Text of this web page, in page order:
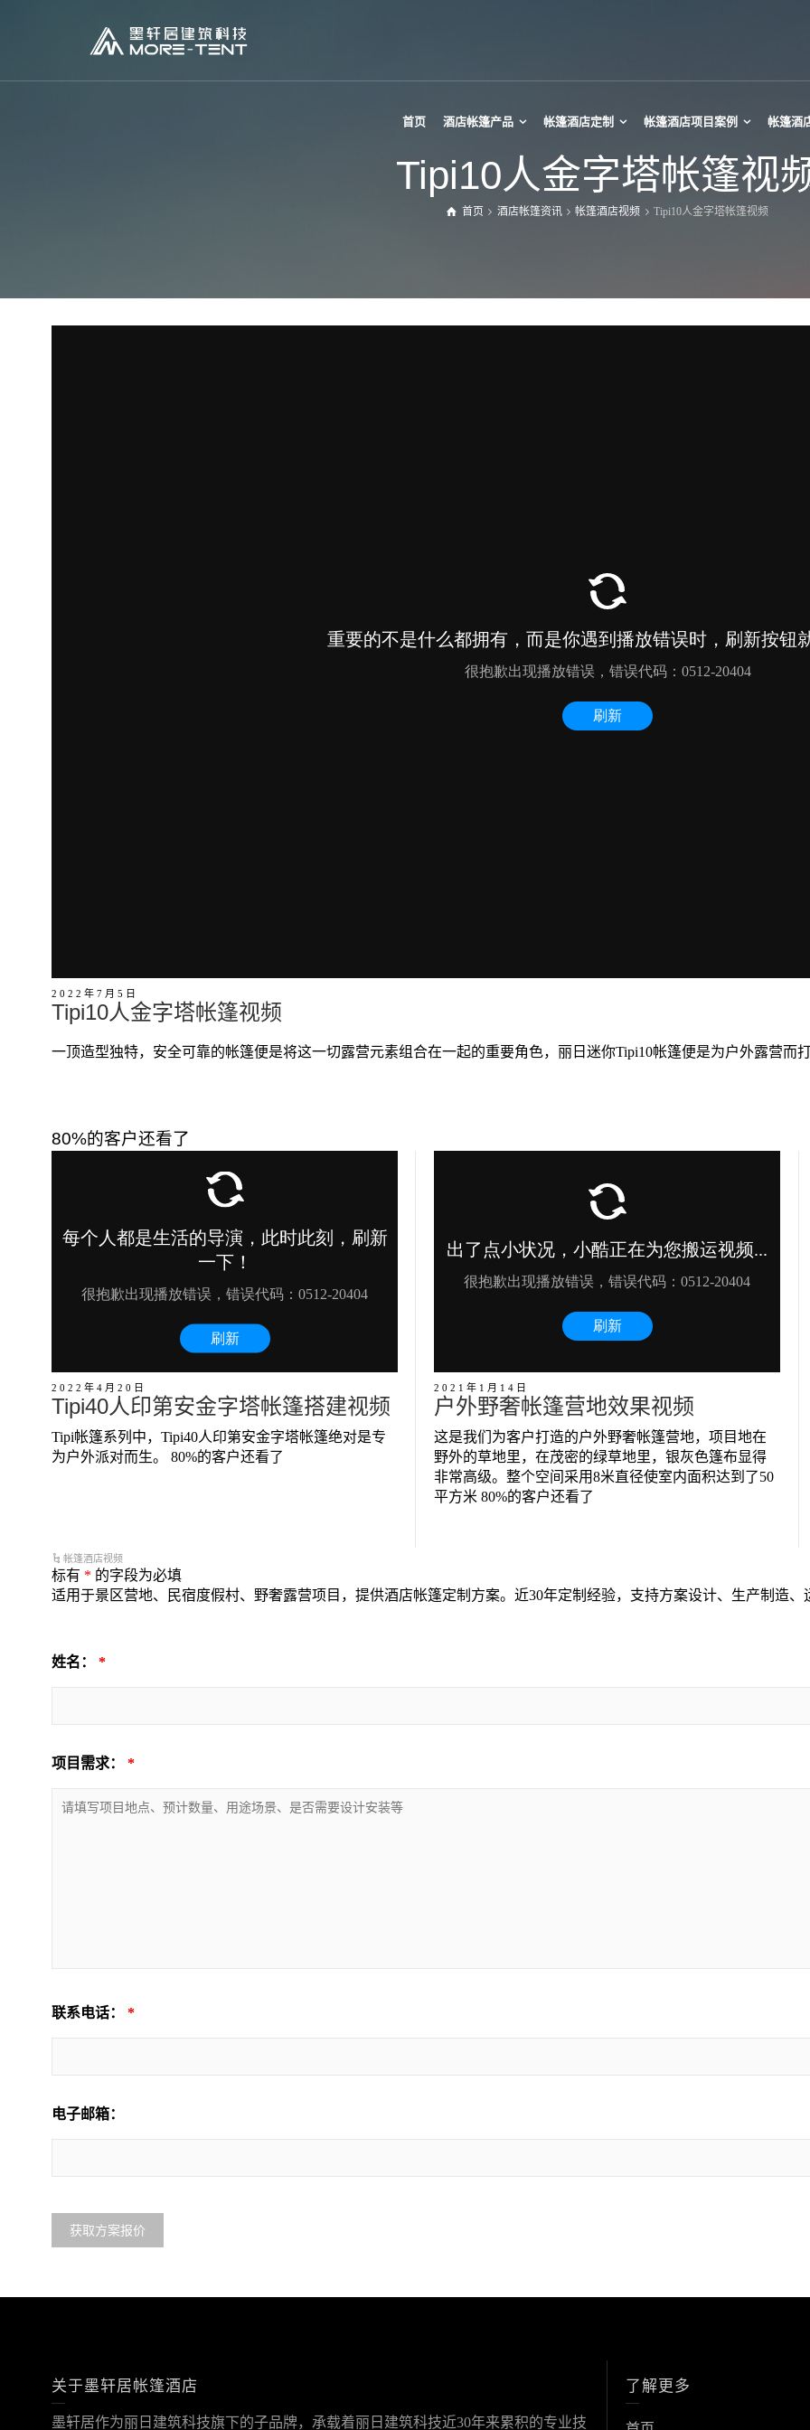
首页 酒店帐篷产品
帕诺拉玛帐篷 迷你Tipi帐篷
帐篷酒店定制 帐篷酒店项目案例 帐篷酒
Tipi10人金字塔帐篷视
首页 酒店帐篷资讯 帐篷酒店视频 Tipi10人金字塔帐篷视频
2022年7月5日
Tipi10人金字塔帐篷视频
一顶造型独特，安全可靠的帐篷便是将这一切露营元素组合在一起的重要角色，丽日迷你Tipi10帐篷便是为户外露营而
80%的客户还看了
2022年4月20日
Tipi40人印第安金字塔帐篷搭建视频
Tipi帐篷系列中，Tipi40人印第安金字塔帐篷绝对是专
为户外派对而生。 80%的客户还看了
2021年1月14日
户外野奢帐篷营地效果视频
这是我们为客户打造的户外野奢帐篷营地，项目地在
野外的草地里，在茂密的绿草地里，银灰色篷布显得
非常高级。整个空间采用8米直径使室内面积达到了50
平方米 80%的客户还看了
帐篷酒店视频
标有 * 的字段为必填
适用于景区营地、民宿度假村、野奢露营项目，提供酒店帐篷定制方案。近30年定制经验，支持方案设计、生产制造、
姓名： *
项目需求： *
联系电话： *
电子邮箱：
关于墨轩居帐篷酒店
墨轩居作为丽日建筑科技旗下的子品牌，承载着丽日建筑科技近30年来累积的专业技
了解更多